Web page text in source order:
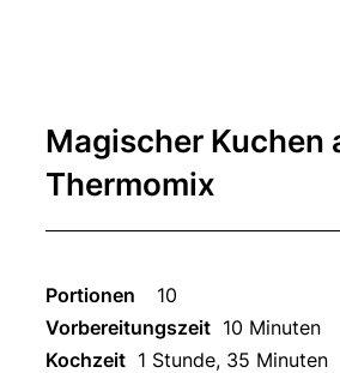
Magischer Kuchen
Thermomix
Portionen
10
Vorbereitungszeit 10 Minuten
Kochzeit 1 Stunde, 35 Minuten